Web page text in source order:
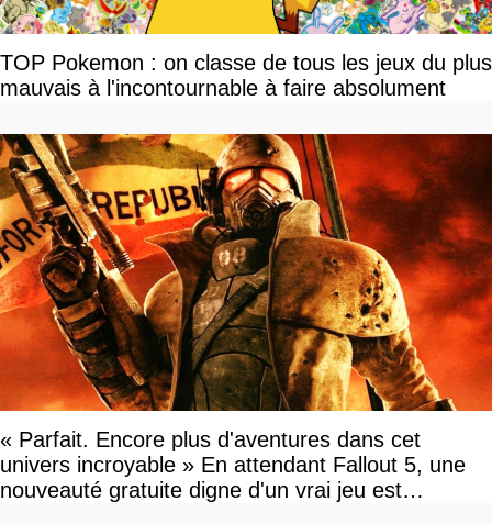
TOP Pokemon : on classe de tous les jeux du plus
mauvais à l'incontournable à faire absolument
« Parfait. Encore plus d'aventures dans cet
univers incroyable » En attendant Fallout 5, une
nouveauté gratuite digne d'un vrai jeu est